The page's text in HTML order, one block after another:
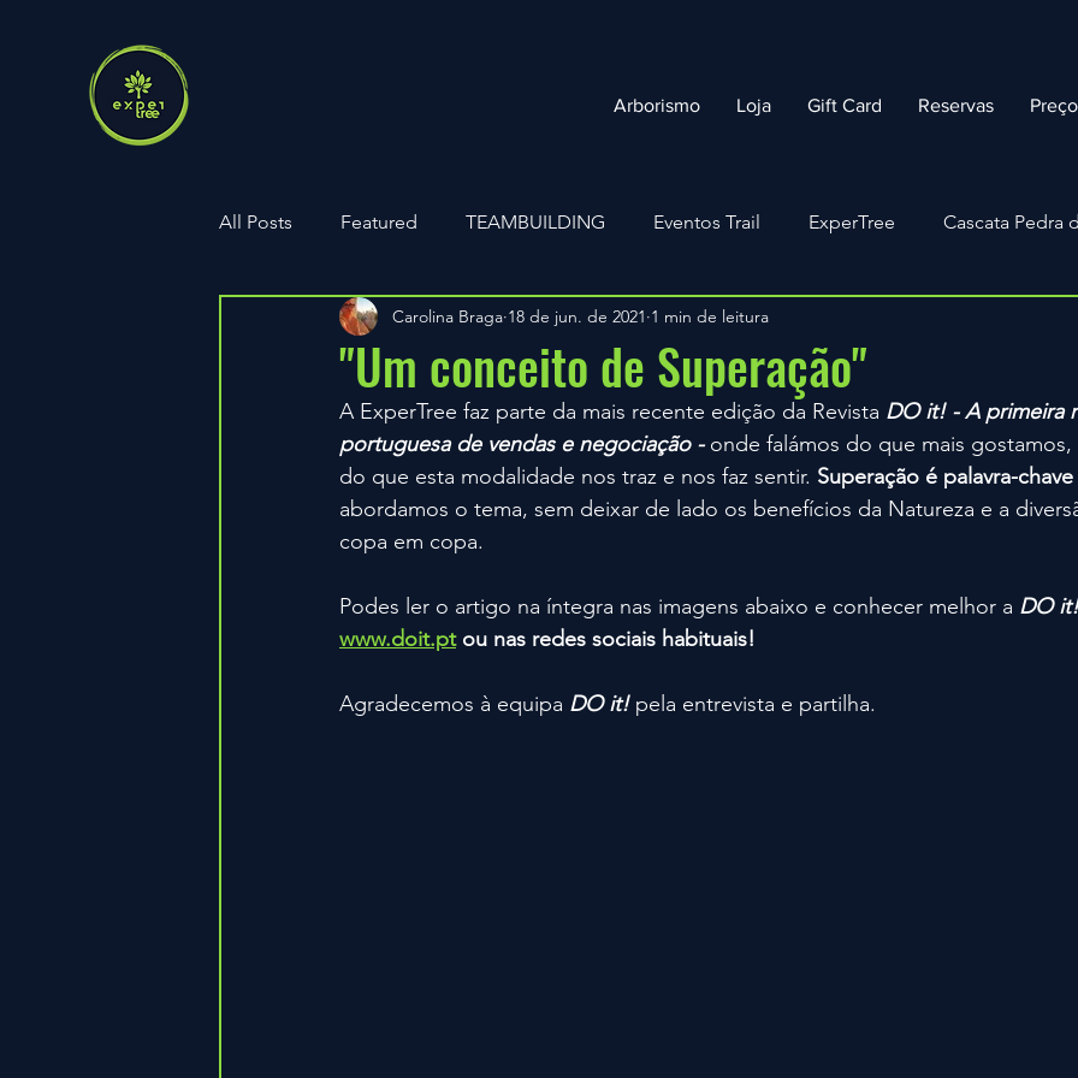
Arborismo Loja Gift Card Reservas
All Posts Featured TEAMBUILDING Eventos Trail ExperTree Cascata Pedra
Parcerias ExperTree PARK Arborismo #GROWINGTOGETHER
Aniversários
"Um conceito de Superação"
Carolina Braga 18 de jun. de 2021 1 min de leitura
A ExperTree faz parte da mais recente edição da Revista DO it! - A primeira
portuguesa de vendas e negociação - onde falámos do que mais gostamos,
do que esta modalidade nos traz e nos faz sentir. Superação é palavra-chave
abordamos o tema, sem deixar de lado os benefícios da Natureza e a
copa em copa.
Podes ler o artigo na íntegra nas imagens abaixo e conhecer melhor a DO
www.doit.pt ou nas redes sociais habituais!
Agradecemos à equipa DO it! pela entrevista e partilha.